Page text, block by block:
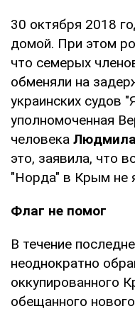
30 октября 2018
домой. При этом
что семерых
обменяли на
украинских судов
уполномоченная
человека
это, заявила, что
"Норда" в Крым не
Флаг не помог
В течение
неоднократно
оккупированного
обещанного